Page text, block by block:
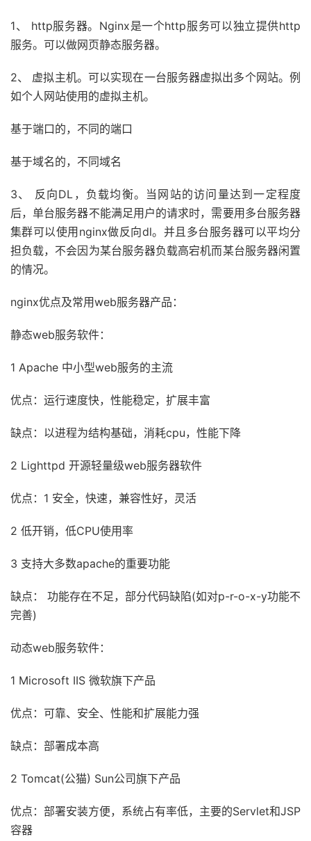
1、 http服务器。Nginx是一个http服务可以独立提供http
服务。可以做网页静态服务器。
2、 虚拟主机。可以实现在一台服务器虚拟出多个网站。例
如个人网站使用的虚拟主机。
基于端口的，不同的端口
基于域名的，不同域名
3、 反向DL，负载均衡。当网站的访问量达到一定程度
后，单台服务器不能满足用户的请求时，需要用多台服务器
集群可以使用nginx做反向dl。并且多台服务器可以平均分
担负载，不会因为某台服务器负载高宕机而某台服务器闲置
的情况。
nginx优点及常用web服务器产品：
静态web服务软件：
1 Apache 中小型web服务的主流
优点：运行速度快，性能稳定，扩展丰富
缺点：以进程为结构基础，消耗cpu，性能下降
2 Lighttpd 开源轻量级web服务器软件
优点：1 安全，快速，兼容性好，灵活
2 低开销，低CPU使用率
3 支持大多数apache的重要功能
缺点： 功能存在不足，部分代码缺陷(如对p-r-o-x-y功能不
完善)
动态web服务软件：
1 Microsoft IIS 微软旗下产品
优点：可靠、安全、性能和扩展能力强
缺点：部署成本高
2 Tomcat(公猫) Sun公司旗下产品
优点：部署安装方便，系统占有率低，主要的Servlet和JSP
容器